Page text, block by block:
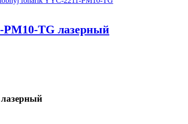
TG лазерный